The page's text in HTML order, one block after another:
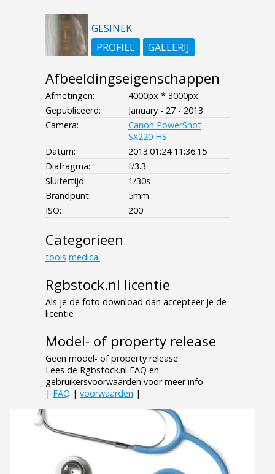
GESINEK
PROFIEL
GALLERIJ
Afbeeldingseigenschappen
Afmetingen:
4000px * 3000px
Gepubliceerd:
January - 27 - 2013
Camera:
Canon PowerShot
SX220 HS
Datum:
2013:01:24 11:36:15
Diafragma:
f/3.3
Sluitertijd:
1/30s
Brandpunt:
5mm
ISO:
200
Categorieen
tools medical
Rgbstock.nl licentie
Als je de foto download dan accepteer je de
licentie
Model- of property release
Geen model- of property release
Lees de Rgbstock.nl FAQ en
gebruikersvoorwaarden voor meer info
| FAQ | voorwaarden |